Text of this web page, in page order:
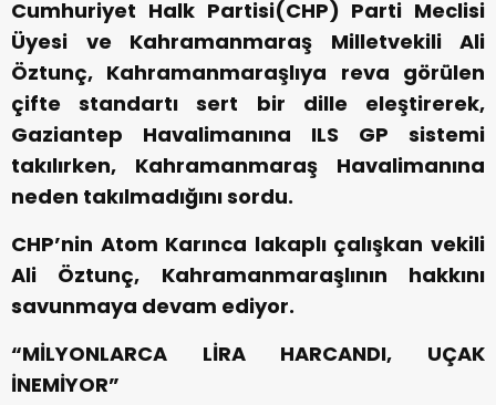
Cumhuriyet Halk Partisi(CHP) Parti Meclisi
Üyesi ve Kahramanmaraş Milletvekili Ali
Öztunç, Kahramanmaraşlıya reva görülen
çifte standartı sert bir dille eleştirerek,
Gaziantep Havalimanına ILS GP sistemi
takılırken, Kahramanmaraş Havalimanına
neden takılmadığını sordu.
CHP’nin Atom Karınca lakaplı çalışkan vekili
Ali Öztunç, Kahramanmaraşlının hakkını
savunmaya devam ediyor.
“MİLYONLARCA LİRA HARCANDI, UÇAK
İNEMİYOR”